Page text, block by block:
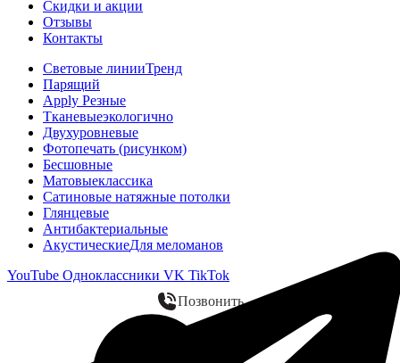
Скидки и акции
Отзывы
Контакты
Световые линииТренд
Парящий
Apply Резные
Тканевыеэкологично
Двухуровневые
Фотопечать (рисунком)
Бесшовные
Матовыеклассика
Сатиновые натяжные потолки
Глянцевые
Антибактериальные
АкустическиеДля меломанов
YouTube Одноклассники VK TikTok
Позвонить